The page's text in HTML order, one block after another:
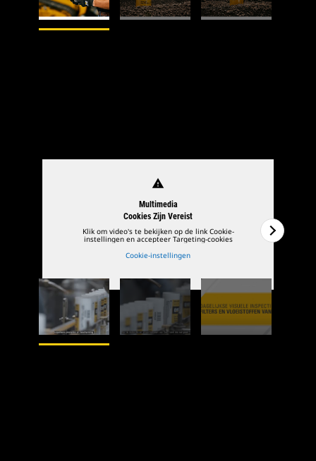
warning
Multimedia
Cookies Zijn Vereist
Klik om video's te bekijken op de link Cookie-
instellingen en accepteer Targeting-cookies
Cookie-instellingen